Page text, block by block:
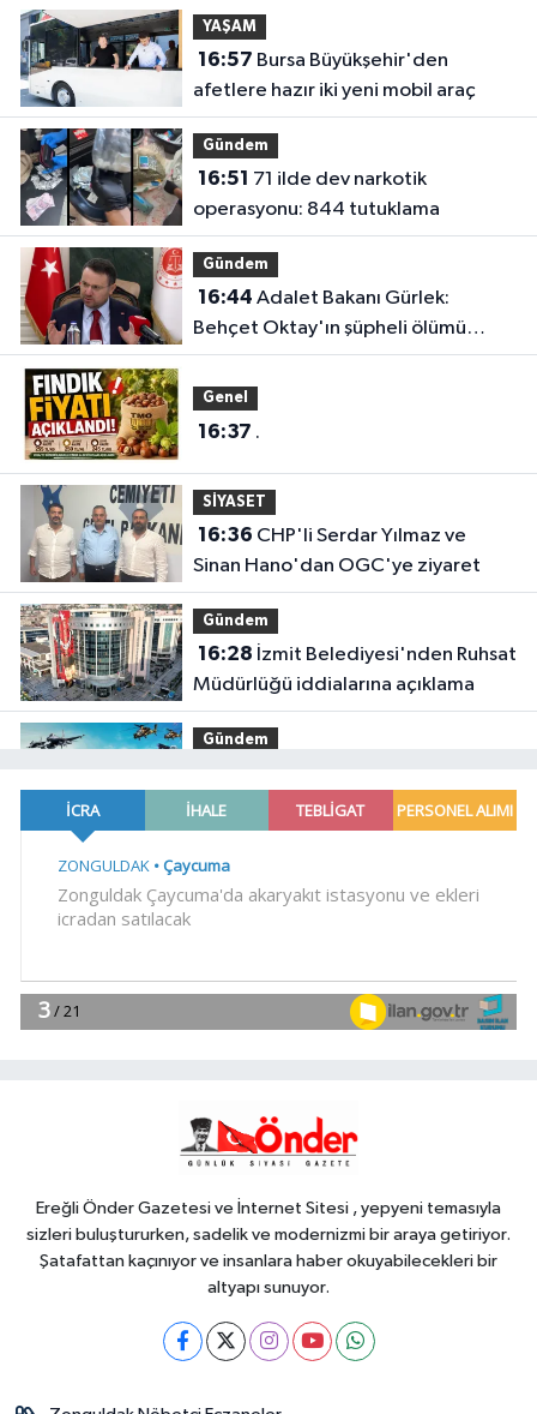
YAŞAM
16:57
afetlere hazır iki yeni mobil araç
Gündem
16:51
operasyonu: 844 tutuklama
Gündem
16:44
Behçet Oktay'ın şüpheli ölümü
yeniden kapsamlı şekilde
incelenecek
Genel
16:37 .
SİYASET
16:36
Sinan Hano'dan OGC'ye ziyaret
Gündem
16:28
Müdürlüğü iddialarına açıklama
Gündem
için Estonya'da... MSB yerli savunma
sistemleriyle güçleniyor
16:19 İMES OSB geleceğin
16:09
mezunlara ikamet kolaylığı... Süre 2
Ereğli Önder Gazetesi ve İnternet Sitesi , yepyeni temasıyla
sizleri buluştururken, sadelik ve modernizmi bir araya getiriyor.
Şatafattan kaçınıyor ve insanlara haber okuyabilecekleri bir
altyapı sunuyor.